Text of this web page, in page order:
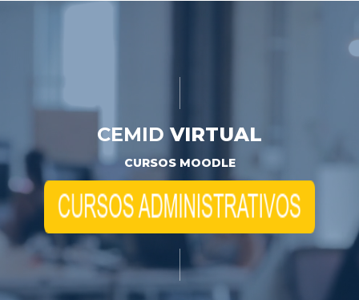
CEMIDVIRTUAL
CURSOS MOODLE